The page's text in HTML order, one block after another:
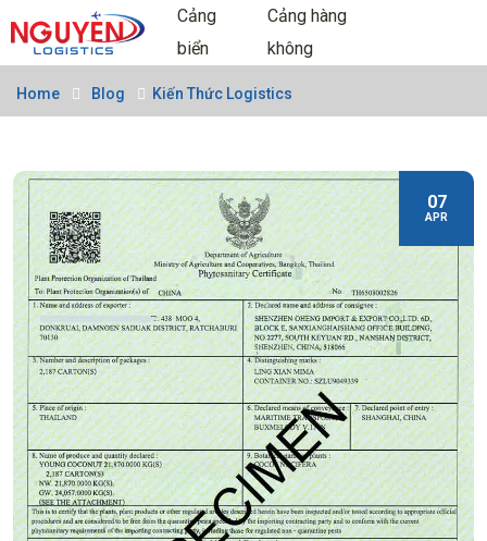
Cảng
biển
Cảng hàng
không
Home Blog Kiến Thức Logistics
07
APR